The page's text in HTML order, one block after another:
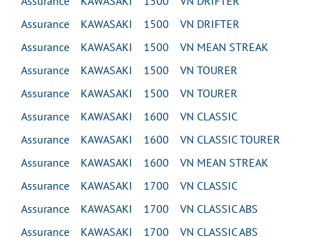
Assurance KAWASAKI 1500 VN DRIFTER
Assurance KAWASAKI 1500 VN MEAN STREAK
Assurance KAWASAKI 1500 VN TOURER
Assurance KAWASAKI 1500 VN TOURER
Assurance KAWASAKI 1600 VN CLASSIC
Assurance KAWASAKI 1600 VN CLASSIC TOURER
Assurance KAWASAKI 1600 VN MEAN STREAK
Assurance KAWASAKI 1700 VN CLASSIC
Assurance KAWASAKI 1700 VN CLASSIC ABS
Assurance KAWASAKI 1700 VN CLASSIC ABS